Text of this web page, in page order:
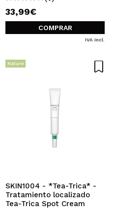
33,99€
COMPRAR
IVA Incl.
Nature
SKIN1004 - *Tea-Trica* -
Tratamiento localizado
Tea-Trica Spot Cream